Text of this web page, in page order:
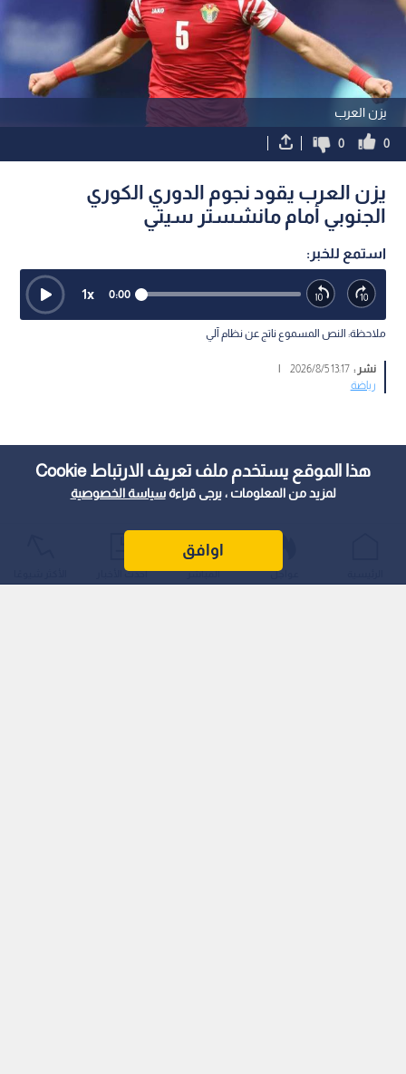
هذا الموقع يستخدم ملف تعريف الارتباط Cookie
لمزيد من المعلومات ، يرجى قراءةسياسة الخصوصية
اوافق
يزن العرب
0
0
يزن العرب يقود نجوم الدوري الكوري
الجنوبي أمام مانشستر سيتي
استمع للخبر:
0:00
1x
ملاحظة: النص المسموع ناتج عن نظام آلي
نشر :13:17 2026/8/5
|
رياضة
عواجل المباشر أحدث الأخبار